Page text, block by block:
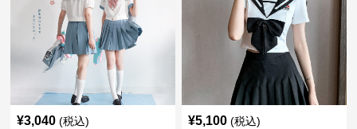
¥3,040 (税込) ¥5,100 (税込)